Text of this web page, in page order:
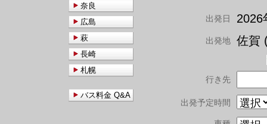
出発日 2026
出発地 佐賀
行き先
出発予定時間
奈良
広島
萩
長崎
札幌
バス料金 Q&A